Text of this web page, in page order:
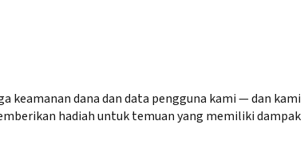
keamanan dana dan data pengguna kami — dan
hadiah untuk temuan yang memiliki